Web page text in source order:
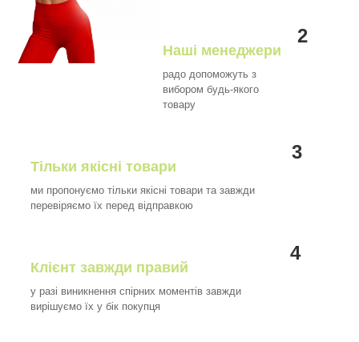
2
Наші менеджери
радо допоможуть з
вибором будь-якого
товару
3
Тільки якісні товари
ми пропонуємо тільки якісні товари та завжди
перевіряємо їх перед відправкою
4
Клієнт завжди правий
у разі виникнення спірних моментів завжди
вирішуємо їх у бік покупця